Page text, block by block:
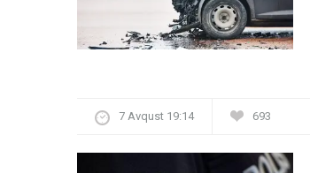
7 Avqust 19:14 693